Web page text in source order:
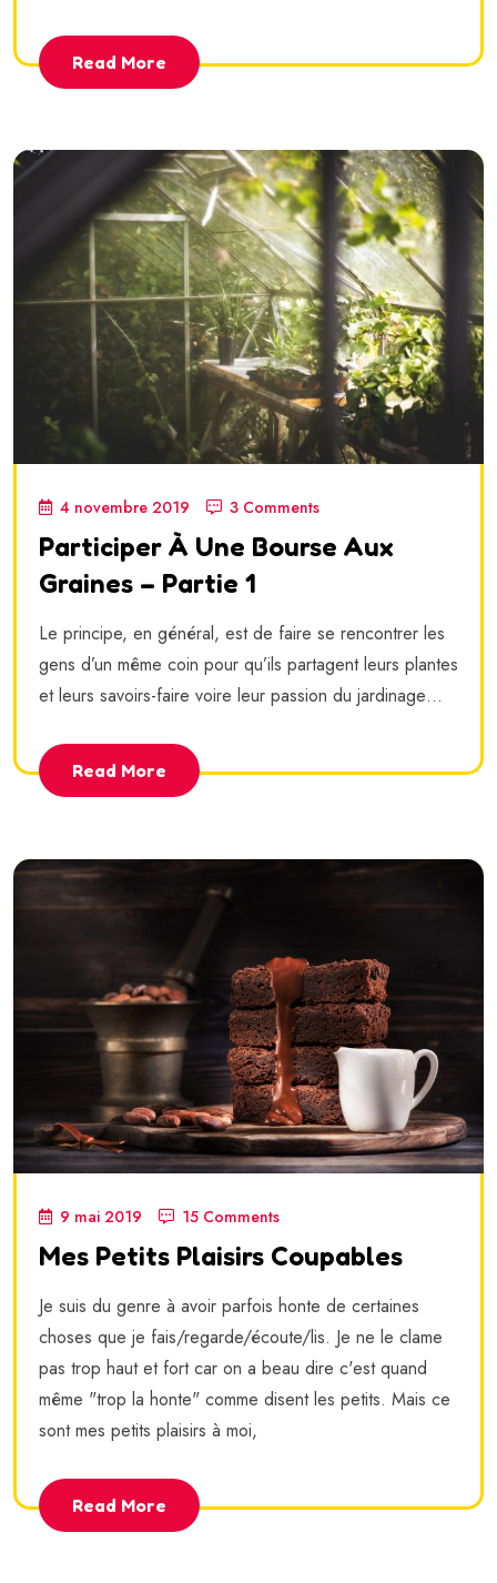
Read More
4 novembre 2019 3 Comments
Participer À Une Bourse Aux
Graines – Partie 1
Le principe, en général, est de faire se rencontrer les
gens d’un même coin pour qu’ils partagent leurs plantes
et leurs savoirs-faire voire leur passion du jardinage…
Read More
9 mai 2019 15 Comments
Mes Petits Plaisirs Coupables
Je suis du genre à avoir parfois honte de certaines
choses que je fais/regarde/écoute/lis. Je ne le clame
pas trop haut et fort car on a beau dire c'est quand
même "trop la honte" comme disent les petits. Mais ce
sont mes petits plaisirs à moi,
Read More